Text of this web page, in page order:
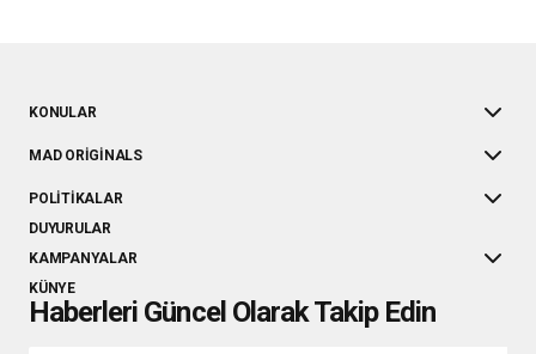
KONULAR
MAD ORIGINALS
POLITIKALAR
DUYURULAR
KAMPANYALAR
KÜNYE
Haberleri Güncel Olarak Takip Edin